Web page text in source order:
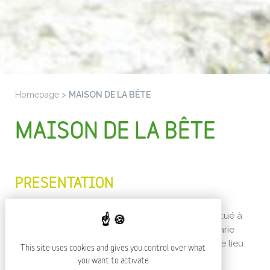
Homepage > MAISON DE LA BÊTE
MAISON DE LA BÊTE
PRESENTATION
La maison de la bête est un lieu d'exposition situé à
Auvers (Haute-Loire), à côté de la statue de Marie
Jeanne Valet et non loin de la sogne d'Auvers, le lieu
historique où Jean Chastel a abattu la bête du
This site uses cookies and gives you control over what
you want to activate